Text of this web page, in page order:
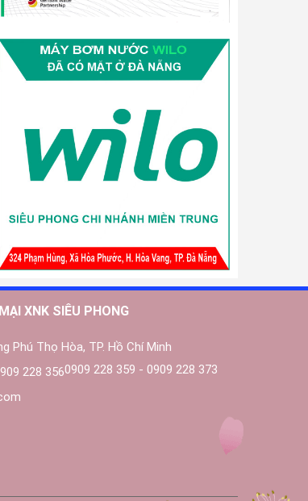
XNK SIÊU PHONG
Phú Thọ Hòa, TP. Hồ Chí Minh
228 3560909 228 359 - 0909 228 373